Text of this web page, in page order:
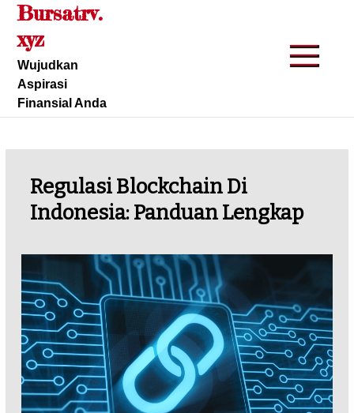
Skip
content
Bursatrv.
xyz
Wujudkan
Aspirasi
Finansial Anda
Regulasi Blockchain Di
Indonesia: Panduan Lengkap